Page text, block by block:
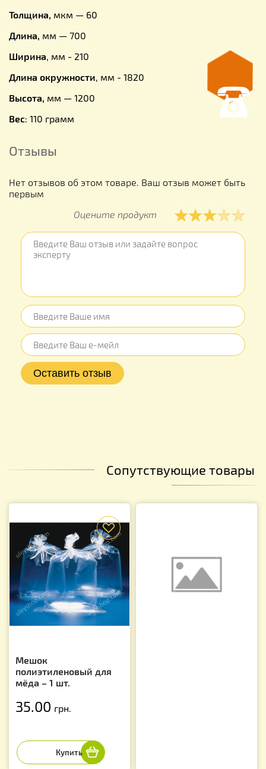
Толщина, мкм — 60
Длина, мм — 700
Ширина, мм - 210
Длина окружности, мм - 1820
Высота, мм — 1200
Вес: 110 грамм
Отзывы
Нет отзывов об этом товаре. Ваш отзыв может быть
первым
Оцените продукт
Сопутствующие товары
f
Мешок
полиэтиленовый для
мёда – 1 шт.
35.00 грн.